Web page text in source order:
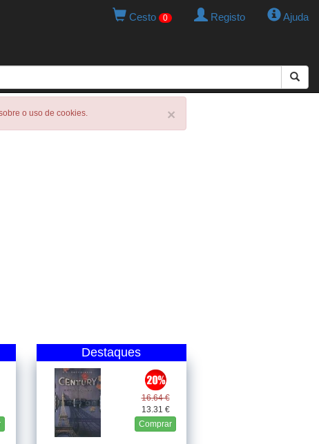
Cesto 0 Registo Ajuda
×
o uso de cookies.
Destaques
16.64 €
13.31 €
Comprar